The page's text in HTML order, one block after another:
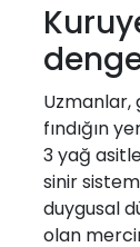
Uzmanlar,
fındığın
3 yağ
sinir
duygusal
olan